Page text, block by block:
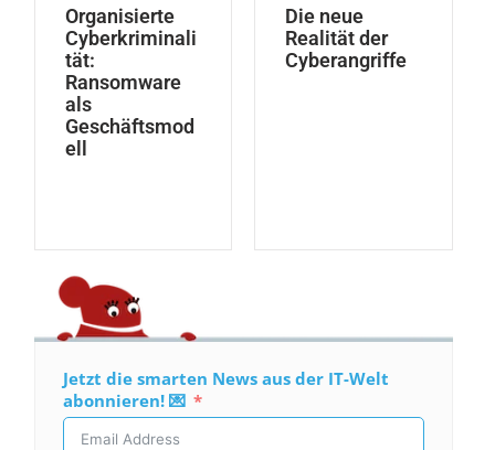
Organisierte
Cyberkriminali
tät:
Ransomware
als
Geschäftsmod
ell
Die neue
Realität der
Cyberangriffe
Jetzt die smarten News aus der IT-Welt
abonnieren! 💌